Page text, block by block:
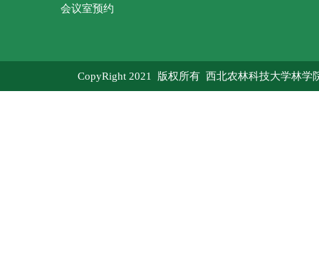
会议室预约
CopyRight 2021 版权所有 西北农林科技大学林